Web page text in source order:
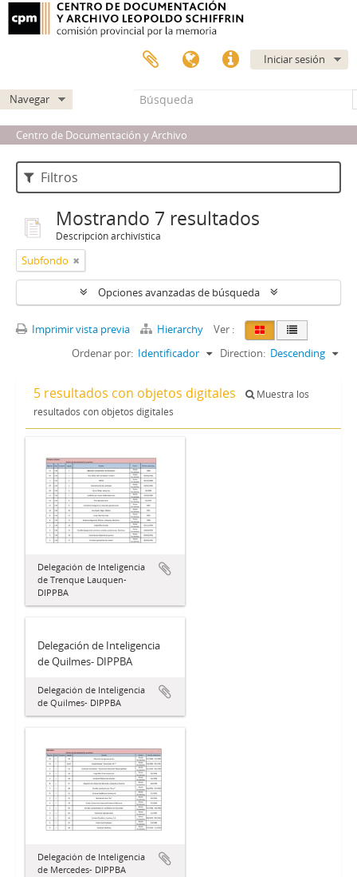
Iniciar sesión
Navegar
Centro de Documentación y Archivo
Filtros
Mostrando 7 resultados
Descripción archivística
Subfondo
Opciones avanzadas de búsqueda
Imprimir vista previa Hierarchy
Ver :
Ordenar por: Identificador Direction: Descending
5 resultados con objetos digitales
Muestra los
resultados con objetos digitales
Delegación de Inteligencia
de Trenque Lauquen-
DIPPBA
Delegación de Inteligencia
de Quilmes- DIPPBA
Delegación de Inteligencia
de Quilmes- DIPPBA
Delegación de Inteligencia
de Mercedes- DIPPBA